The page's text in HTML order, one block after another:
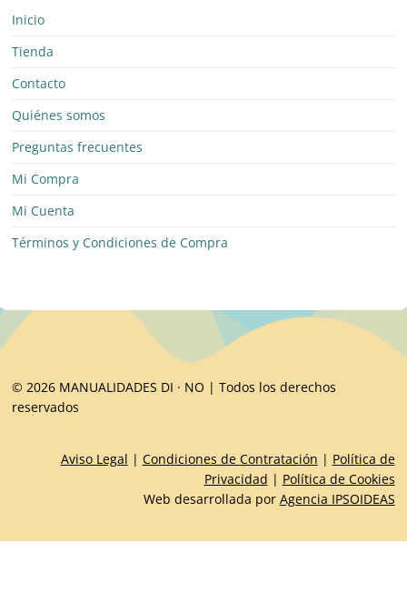
Inicio
Tienda
Contacto
Quiénes somos
Preguntas frecuentes
Mi Compra
Mi Cuenta
Términos y Condiciones de Compra
© 2026 MANUALIDADES DI · NO | Todos los derechos
reservados
Aviso Legal | Condiciones de Contratación | Política de
Privacidad | Política de Cookies
Web desarrollada por Agencia IPSOIDEAS